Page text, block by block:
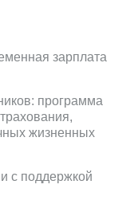
зарплата
программа
жизненных
с поддержкой